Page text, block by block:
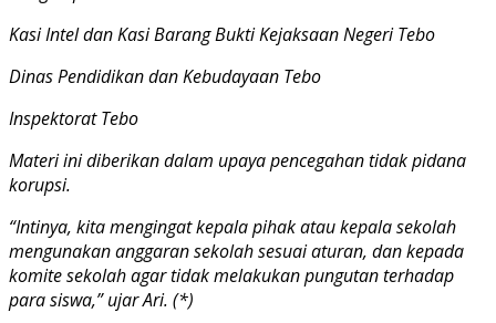
Kasi Intel dan Kasi Barang Bukti Kejaksaan Negeri Tebo
Dinas Pendidikan dan Kebudayaan Tebo
Inspektorat Tebo
Materi ini diberikan dalam upaya pencegahan tidak pidana
korupsi.
“Intinya, kita mengingat kepala pihak atau kepala sekolah
mengunakan anggaran sekolah sesuai aturan, dan kepada
komite sekolah agar tidak melakukan pungutan terhadap
para siswa,” ujar Ari. (*)